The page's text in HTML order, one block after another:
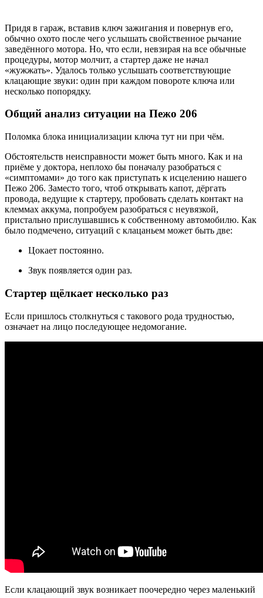
Придя в гараж, вставив ключ зажигания и повернув его,
обычно охото после чего услышать свойственное рычание
заведённого мотора. Но, что если, невзирая на все обычные
процедуры, мотор молчит, а стартер даже не начал
«жужжать». Удалось только услышать соответствующие
клацающие звуки: один при каждом повороте ключа или
несколько попорядку.
Общий анализ ситуации на Пежо 206
Поломка блока инициализации ключа тут ни при чём.
Обстоятельств неисправности может быть много. Как и на
приёме у доктора, неплохо бы поначалу разобраться с
«симптомами» до того как приступать к исцелению нашего
Пежо 206. Заместо того, чтоб открывать капот, дёргать
провода, ведущие к стартеру, пробовать сделать контакт на
клеммах аккума, попробуем разобраться с неувязкой,
пристально прислушавшись к собственному автомобилю. Как
было подмечено, ситуаций с клацаньем может быть две:
Цокает постоянно.
Звук появляется один раз.
Стартер щёлкает несколько раз
Если пришлось столкнуться с такового рода трудностью,
означает на лицо последующее недомогание.
Если клацающий звук возникает поочередно через маленький